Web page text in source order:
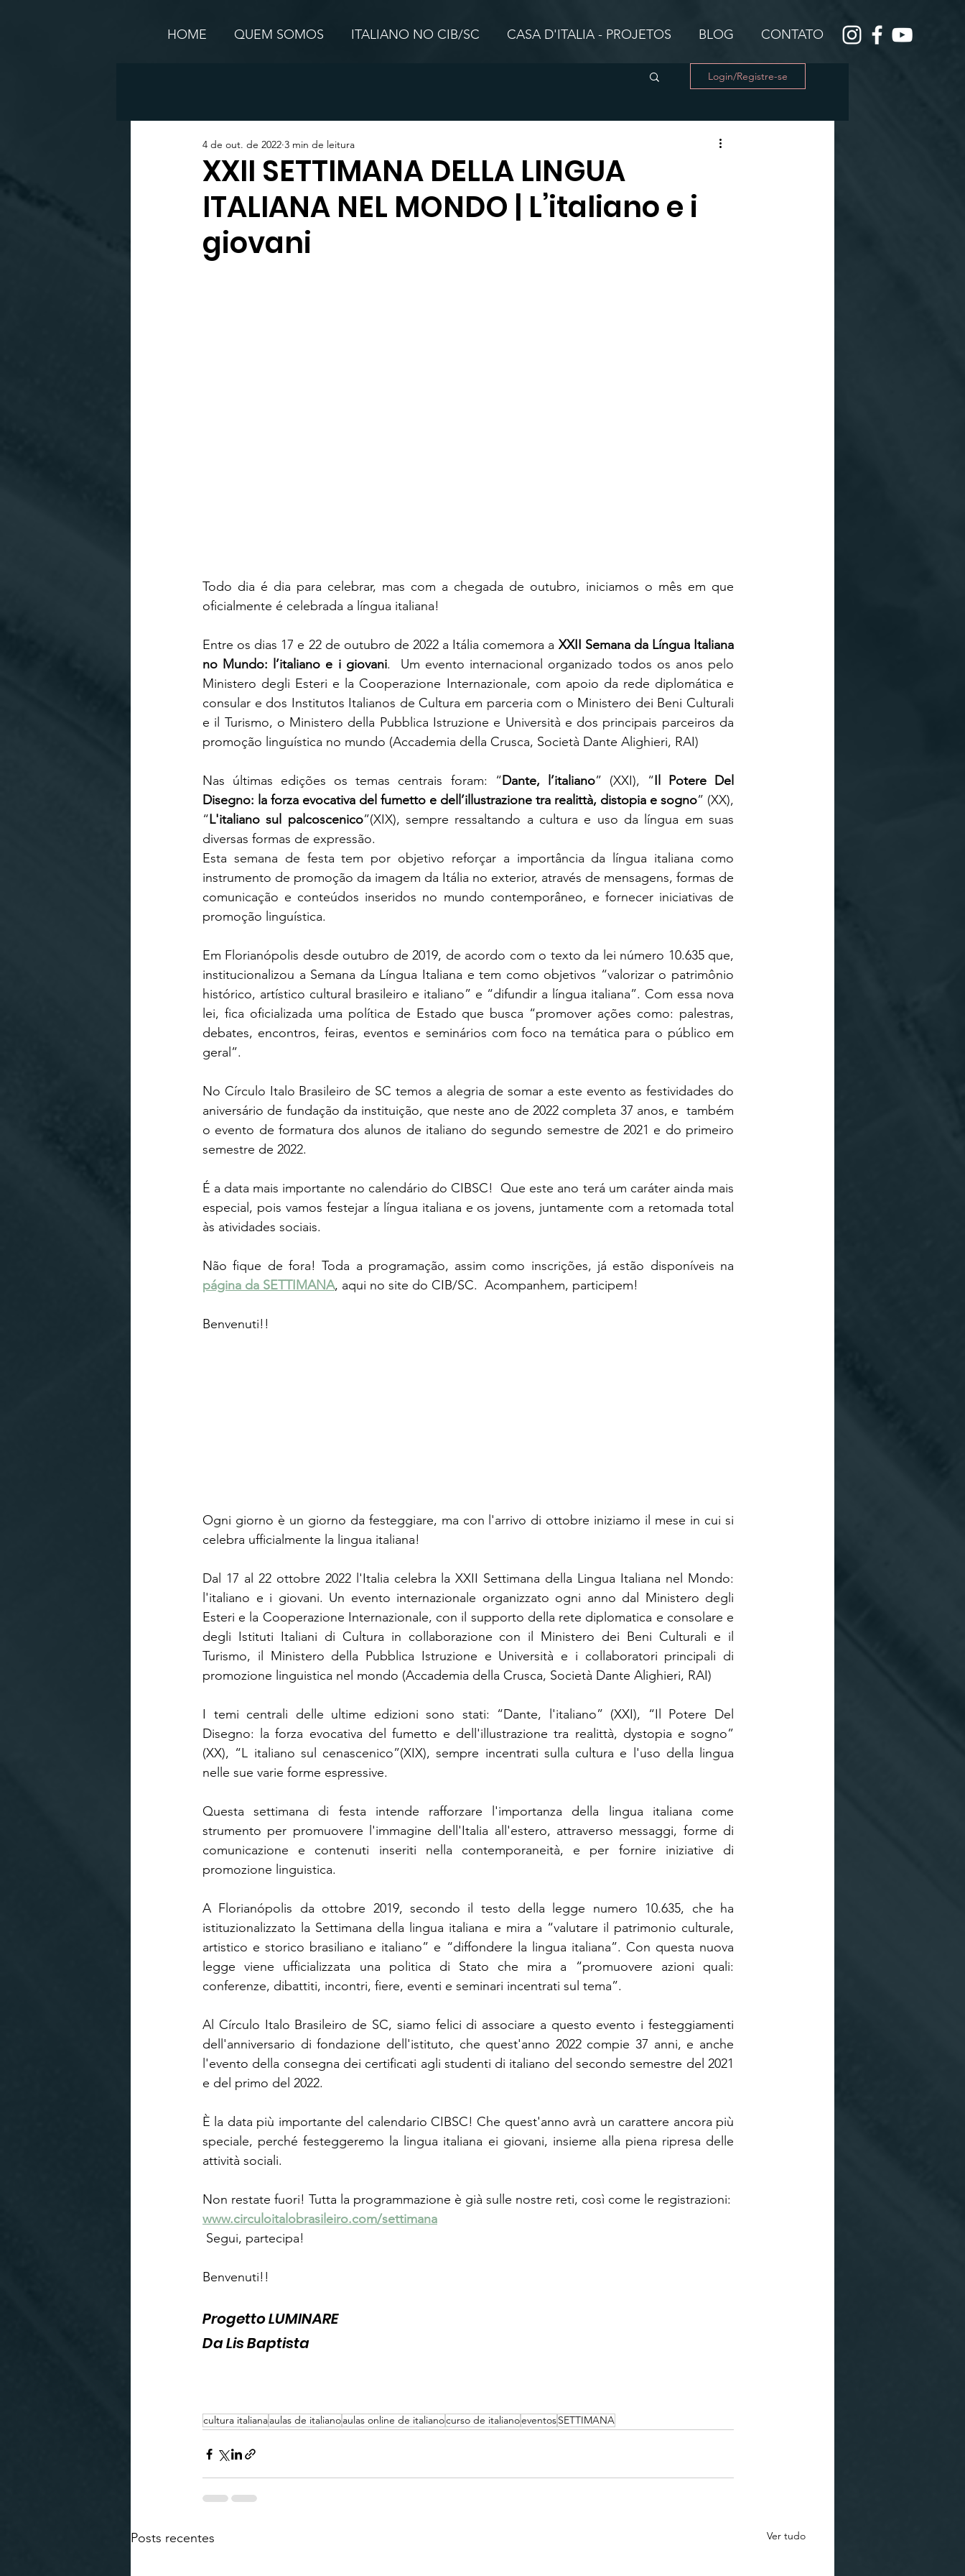
HOME QUEM SOMOS ITALIANO NO CIB/SC CASA D'ITALIA - PROJETOS BLOG CONTATO
Login/Registre-se
XXII SETTIMANA DELLA LINGUA
ITALIANA NEL MONDO | L’italiano e i
giovani
4 de out. de 2022 3 min de leitura
Todo dia é dia para celebrar, mas com a chegada de outubro, iniciamos o mês em que
oficialmente é celebrada a língua italiana!
Entre os dias 17 e 22 de outubro de 2022 a Itália comemora a XXII Semana da Língua Italiana
no Mundo: l’italiano e i giovani.  Um evento internacional organizado todos os anos pelo
Ministero degli Esteri e la Cooperazione Internazionale, com apoio da rede diplomática e
consular e dos Institutos Italianos de Cultura em parceria com o Ministero dei Beni Culturali
e il Turismo, o Ministero della Pubblica Istruzione e Università e dos principais parceiros da
promoção linguística no mundo (Accademia della Crusca, Società Dante Alighieri, RAI)
Nas últimas edições os temas centrais foram: “Dante, l’italiano” (XXI), “Il Potere Del
Disegno: la forza evocativa del fumetto e dell’illustrazione tra realittà, distopia e sogno” (XX),
“L'italiano sul palcoscenico”(XIX), sempre ressaltando a cultura e uso da língua em suas
diversas formas de expressão.
Esta semana de festa tem por objetivo reforçar a importância da língua italiana como
instrumento de promoção da imagem da Itália no exterior, através de mensagens, formas de
comunicação e conteúdos inseridos no mundo contemporâneo, e fornecer iniciativas de
promoção linguística.
Em Florianópolis desde outubro de 2019, de acordo com o texto da lei número 10.635 que,
institucionalizou a Semana da Língua Italiana e tem como objetivos “valorizar o patrimônio
histórico, artístico cultural brasileiro e italiano” e “difundir a língua italiana”. Com essa nova
lei, fica oficializada uma política de Estado que busca “promover ações como: palestras,
debates, encontros, feiras, eventos e seminários com foco na temática para o público em
geral”.
No Círculo Italo Brasileiro de SC temos a alegria de somar a este evento as festividades do
aniversário de fundação da instituição, que neste ano de 2022 completa 37 anos, e  também
o evento de formatura dos alunos de italiano do segundo semestre de 2021 e do primeiro
semestre de 2022.
É a data mais importante no calendário do CIBSC!  Que este ano terá um caráter ainda mais
especial, pois vamos festejar a língua italiana e os jovens, juntamente com a retomada total
às atividades sociais.
página da SETTIMANA, aqui no site do CIB/SC.  Acompanhem, participem!
Benvenuti!!
Ogni giorno è un giorno da festeggiare, ma con l'arrivo di ottobre iniziamo il mese in cui si
celebra ufficialmente la lingua italiana!
Dal 17 al 22 ottobre 2022 l'Italia celebra la XXII Settimana della Lingua Italiana nel Mondo:
l'italiano e i giovani. Un evento internazionale organizzato ogni anno dal Ministero degli
Esteri e la Cooperazione Internazionale, con il supporto della rete diplomatica e consolare e
degli Istituti Italiani di Cultura in collaborazione con il Ministero dei Beni Culturali e il
Turismo, il Ministero della Pubblica Istruzione e Università e i collaboratori principali di
promozione linguistica nel mondo (Accademia della Crusca, Società Dante Alighieri, RAI)
I temi centrali delle ultime edizioni sono stati: “Dante, l'italiano” (XXI), “Il Potere Del
Disegno: la forza evocativa del fumetto e dell'illustrazione tra realittà, dystopia e sogno”
(XX), “L italiano sul cenascenico”(XIX), sempre incentrati sulla cultura e l'uso della lingua
nelle sue varie forme espressive.
Questa settimana di festa intende rafforzare l'importanza della lingua italiana come
strumento per promuovere l'immagine dell'Italia all'estero, attraverso messaggi, forme di
comunicazione e contenuti inseriti nella contemporaneità, e per fornire iniziative di
promozione linguistica.
A Florianópolis da ottobre 2019, secondo il testo della legge numero 10.635, che ha
istituzionalizzato la Settimana della lingua italiana e mira a “valutare il patrimonio culturale,
artistico e storico brasiliano e italiano” e “diffondere la lingua italiana”. Con questa nuova
legge viene ufficializzata una politica di Stato che mira a “promuovere azioni quali:
conferenze, dibattiti, incontri, fiere, eventi e seminari incentrati sul tema”.
Al Círculo Italo Brasileiro de SC, siamo felici di associare a questo evento i festeggiamenti
dell'anniversario di fondazione dell'istituto, che quest'anno 2022 compie 37 anni, e anche
l'evento della consegna dei certificati agli studenti di italiano del secondo semestre del 2021
e del primo del 2022.
È la data più importante del calendario CIBSC! Che quest'anno avrà un carattere ancora più
speciale, perché festeggeremo la lingua italiana ei giovani, insieme alla piena ripresa delle
attività sociali.
Non restate fuori! Tutta la programmazione è già sulle nostre reti, così come le registrazioni:
www.circuloitalobrasileiro.com/settimana
Segui, partecipa!
Benvenuti!!
Progetto LUMINARE
Da Lis Baptista
cultura italianaaulas de italianoaulas online de italianocurso de italianoeventosSETTIMANA
Posts recentes Ver tudo